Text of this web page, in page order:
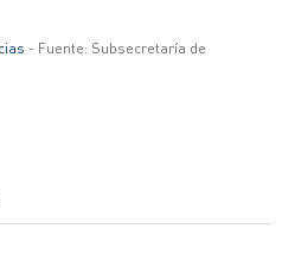
- Fuente: Subsecretaría de